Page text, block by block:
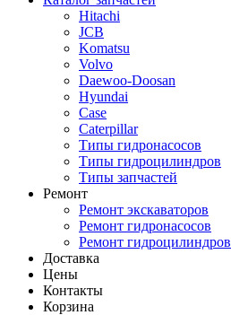
Hitachi
JCB
Komatsu
Volvo
Daewoo-Doosan
Hyundai
Case
Caterpillar
Типы гидронасосов
Типы гидроцилиндров
Типы запчастей
Ремонт
Ремонт экскаваторов
Ремонт гидронасосов
Ремонт гидроцилиндров
Доставка
Цены
Контакты
Корзина